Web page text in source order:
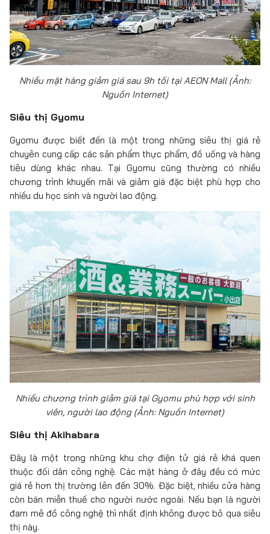
Nhiều mặt hàng giảm giá sau 9h tối tại AEON Mall (Ảnh:
Nguồn Internet)
Siêu thị Gyomu
Gyomu được biết đến là một trong những siêu thị giá rẻ
chuyên cung cấp các sản phẩm thực phẩm, đồ uống và hàng
tiêu dùng khác nhau. Tại Gyomu cũng thường có nhiều
chương trình khuyến mãi và giảm giá đặc biệt phù hợp cho
nhiều du học sinh và người lao động.
Nhiều chương trình giảm giá tại Gyomu phù hợp với sinh
viên, người lao động (Ảnh: Nguồn Internet)
Siêu thị Akihabara
Đây là một trong những khu chợ điện tử giá rẻ khá quen
thuộc đối dân công nghệ. Các mặt hàng ở đây đều có mức
giá rẻ hơn thị trường lên đến 30%. Đặc biệt, nhiều cửa hàng
còn bán miễn thuế cho người nước ngoài. Nếu bạn là người
đam mê đồ công nghệ thì nhất định không được bỏ qua siêu
thị này.